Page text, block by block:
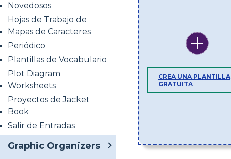
Novedosos
Hojas de Trabajo de
Mapas de Caracteres
Periódico
Plantillas de Vocabulario
Plot Diagram
Worksheets
Proyectos de Jacket
Book
Salir de Entradas
Graphic Organizers
CREA UNA PLANTILLA
GRATUITA